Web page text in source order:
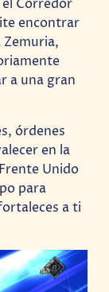
Corredor
encontrar
a una gran
órdenes
en la
Unido
para
a ti